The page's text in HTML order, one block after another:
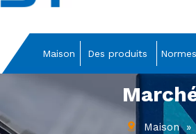
Maison Des produits Normes
Maison »